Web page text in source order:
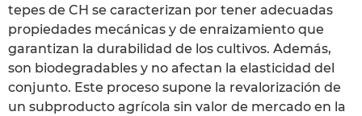
tepes de CH se caracterizan por tener adecuadas
propiedades mecánicas y de enraizamiento que
garantizan la durabilidad de los cultivos. Además,
son biodegradables y no afectan la elasticidad del
conjunto. Este proceso supone la revalorización de
un subproducto agrícola sin valor de mercado en la